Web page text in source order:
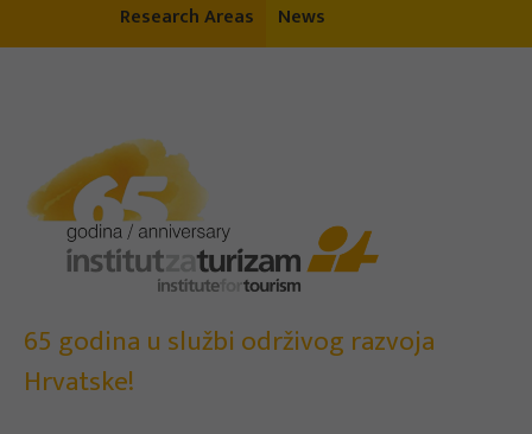
Research Areas News
65 godina u službi održivog razvoja
Hrvatske!